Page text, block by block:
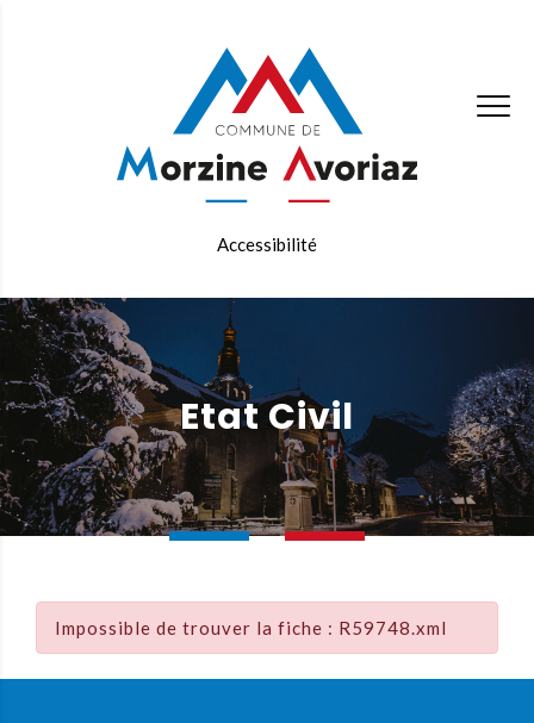
Accessibilité
Etat Civil
Impossible de trouver la fiche : R59748.xml